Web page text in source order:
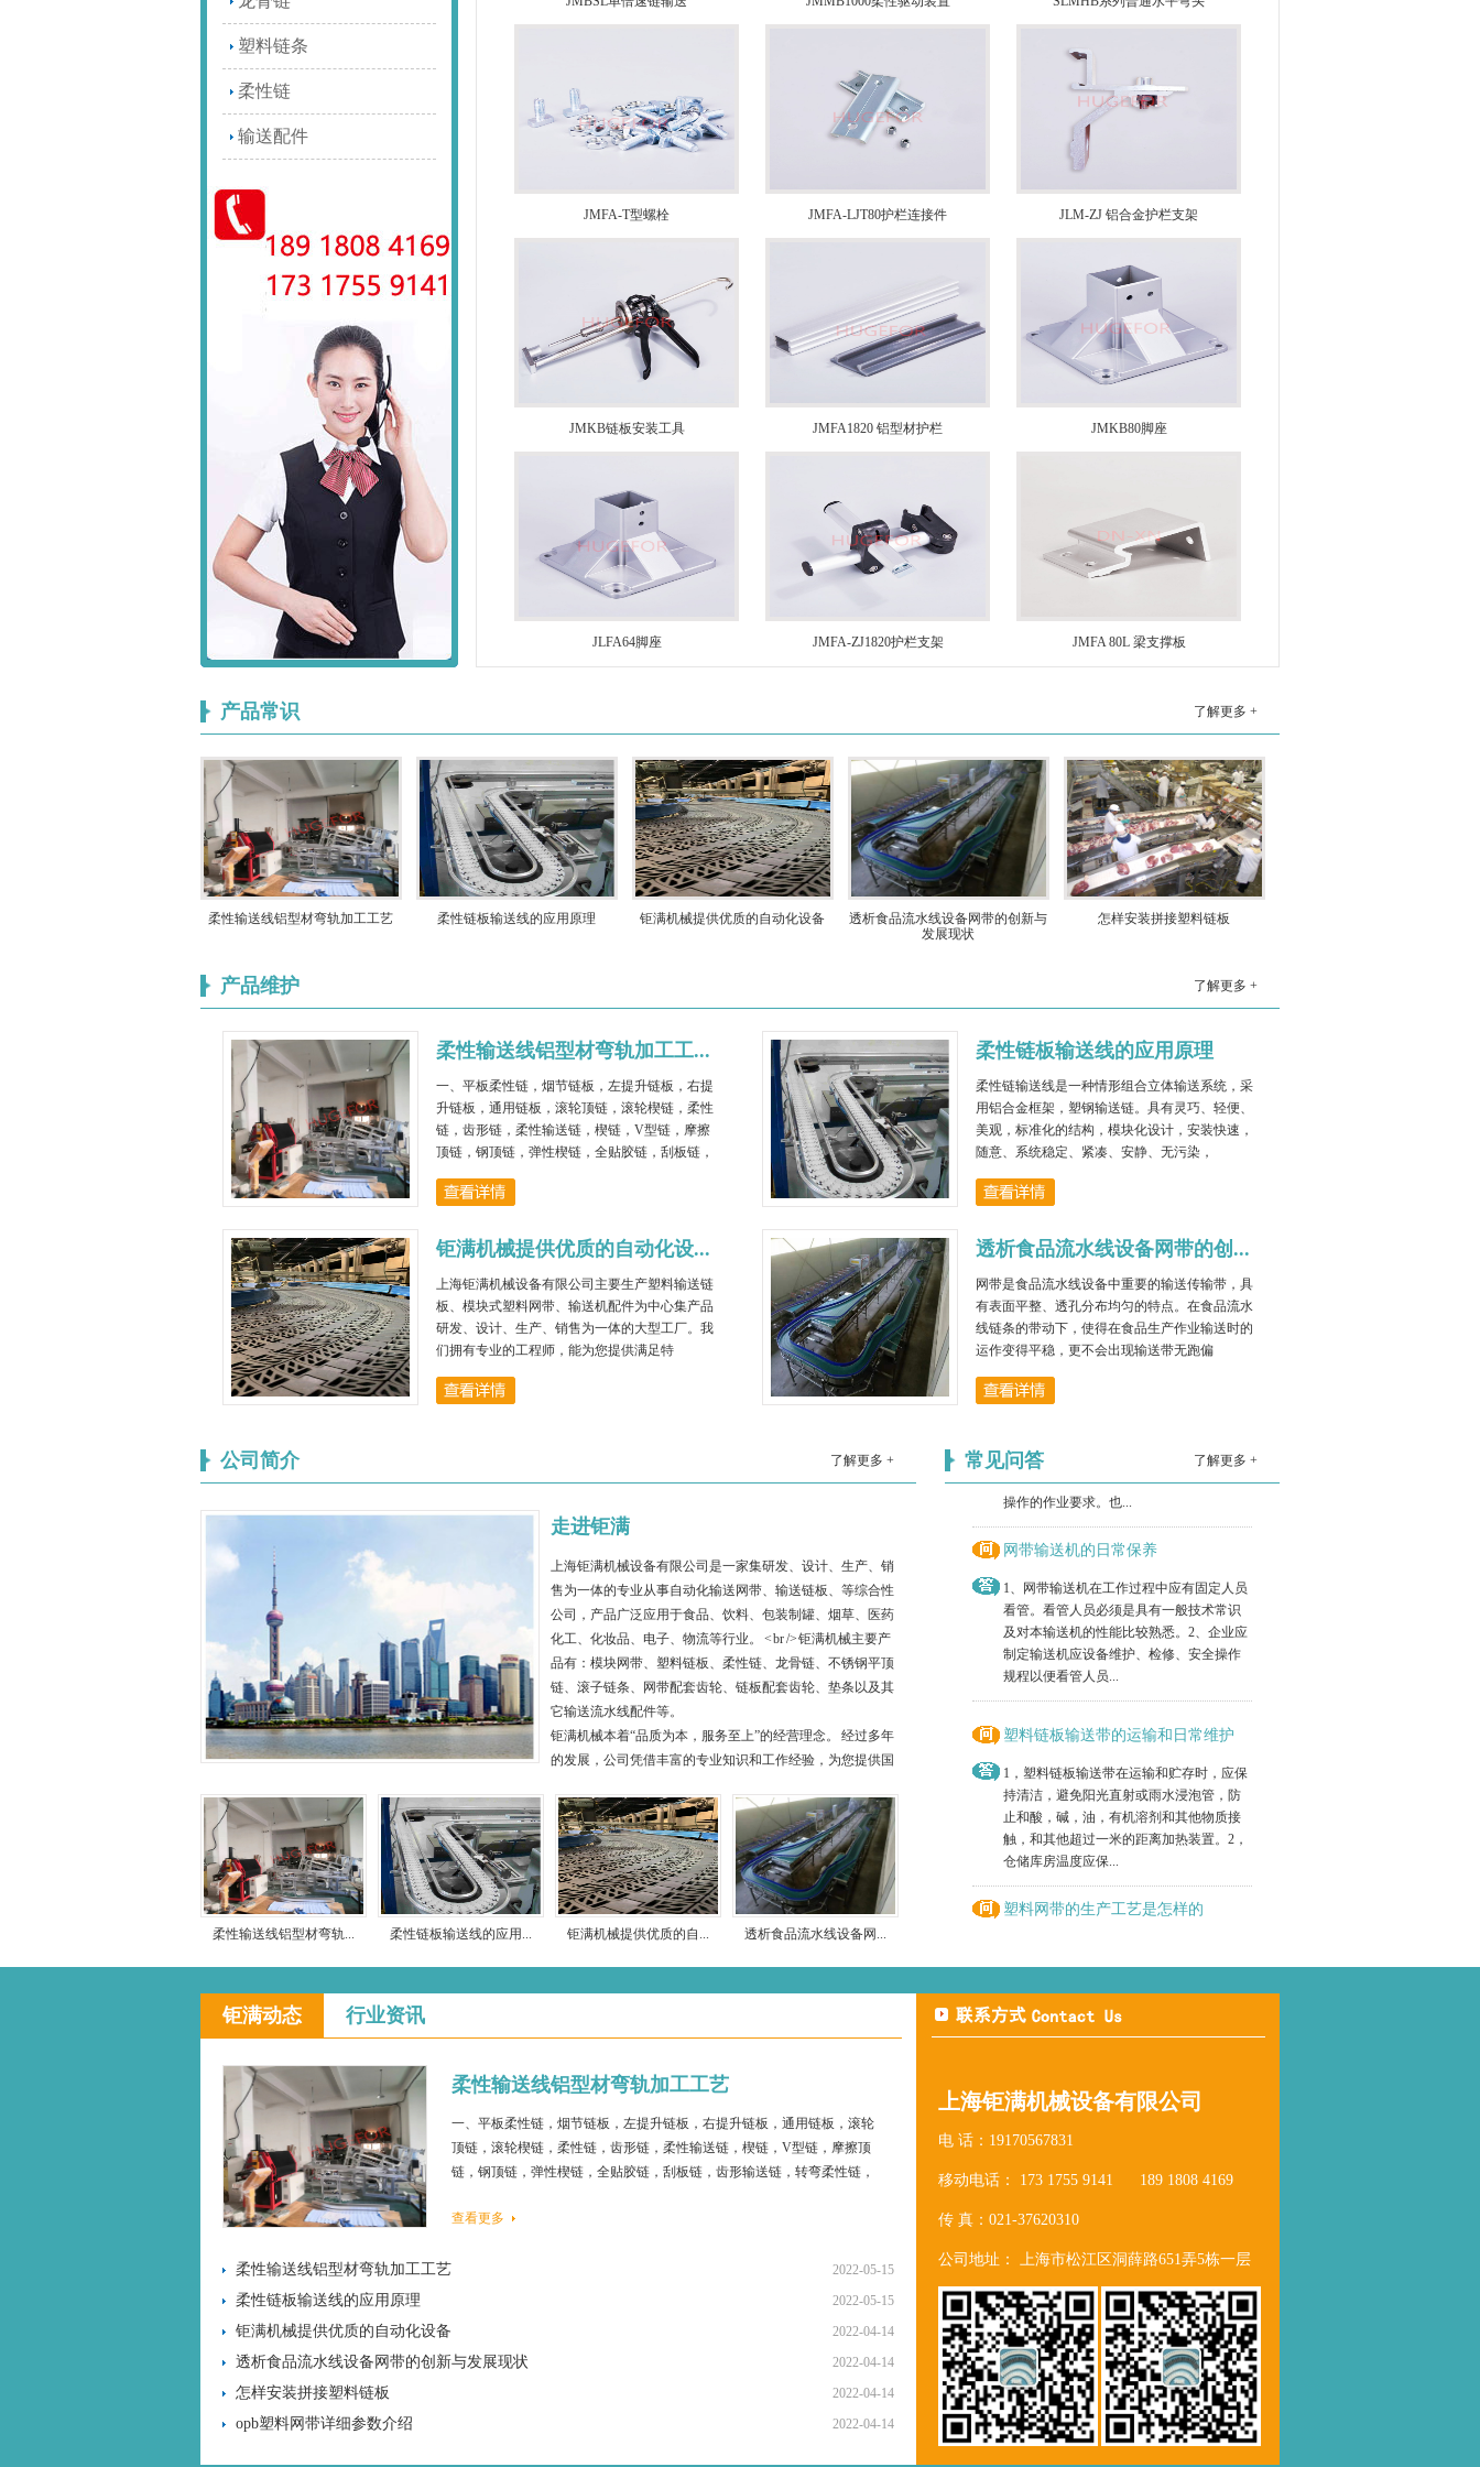
塑料链条
柔性链
输送配件
JMFA-T型螺栓 JMFA-LJT80护栏连接件 JLM-ZJ 铝合金护栏支架
JMKB链板安装工具 JMFA1820 铝型材护栏 JMKB80脚座
JLFA64脚座 JMFA-ZJ1820护栏支架 JMFA 80L 梁支撑板
产品常识 了解更多 +
柔性输送线铝型材弯轨加工工艺 柔性链板输送线的应用原理 钜满机械提供优质的自动化设备
透析食品流水线设备网带的创新与
发展现状
怎样安装拼接塑料链板
产品维护 了解更多 +
柔性输送线铝型材弯轨加工工...
一、平板柔性链，烟节链板，左提升链板，右提
升链板，通用链板，滚轮顶链，滚轮楔链，柔性
链，齿形链，柔性输送链，楔链，V型链，摩擦
顶链，钢顶链，弹性楔链，全贴胶链，刮板链，
性链，V型柔性链，植绒柔性链，柔性输送链，
链，弹性楔链。二、柔性输送梁，输送梁，柔性
传输装置梁，水平半梁，对边夹，主梁连接梁，
连接条，垫片专用安装工具
柔性链板输送线的应用原理
柔性链输送线是一种情形组合立体输送系统，采
用铝合金框架，塑钢输送链。具有灵巧、轻便、
美观，标准化的结构，模块化设计，安装快速，
随意、系统稳定、紧凑、安静、无污染，
钜满机械提供优质的自动化设...
上海钜满机械设备有限公司主要生产塑料输送链
板、模块式塑料网带、输送机配件为中心集产品
研发、设计、生产、销售为一体的大型工厂。我
们拥有专业的工程师，能为您提供满足特
透析食品流水线设备网带的创...
网带是食品流水线设备中重要的输送传输带，具
有表面平整、透孔分布均匀的特点。在食品流水
线链条的带动下，使得在食品生产作业输送时的
运作变得平稳，更不会出现输送带无跑偏
公司简介 了解更多 +
走进钜满
上海钜满机械设备有限公司是一家集研发、设计、生产、销
售为一体的专业从事自动化输送网带、输送链板、等综合性
公司，产品广泛应用于食品、饮料、包装制罐、烟草、医药
化工、化妆品、电子、物流等行业。 < br /> 钜满机械主要产
品有：模块网带、塑料链板、柔性链、龙骨链、不锈钢平顶
链、滚子链条、网带配套齿轮、链板配套齿轮、垫条以及其
它输送流水线配件等。
钜满机械本着“品质为本，服务至上”的经营理念。 经过多年
的发展，公司凭借丰富的专业知识和工作经验，为您提供国
应满足客户的需求。
柔性输送线铝型材弯轨... 柔性链板输送线的应用... 钜满机械提供优质的自... 透析食品流水线设备网...
常见问答 了解更多 +
塑料链板输送带的运输和日常维护
1，塑料链板输送带在运输和贮存时，应保
持清洁，避免阳光直射或雨水浸泡管，防
止和酸，碱，油，有机溶剂和其他物质接
触，和其他超过一米的距离加热装置。2，
仓储库房温度应保...
塑料网带是利用工程塑料制作的链板拼装
相互交错，并由全长销杆组装在一起，这
板和侧板也可以用铰...
塑料网带输送机的优点
塑料网带输机产品本身具有以下优点：1、
安装方便、自重轻、噪音小。2、耐酸碱及
润滑、降低输送功率。塑料网带输送机并
输送链板特点及使用说明
输送链板被广泛的应用于各行业的传输过
程中，使得流水线操作更加快捷方便，根
据不同行业的要求，可以选择单排输送链
1、网带输送机在工作过程中应有固定人员
看管。看管人员必须是具有一般技术常识
制定输送机应设备维护、检修、安全操作
规程以便看管人员...
塑料链板输送带的运输和日常维护
持清洁，避免阳光直射或雨水浸泡管，防
触，和其他超过一米的距离加热装置。2，
仓储库房温度应保...
塑料网带的生产工艺是怎样的
塑料网带是利用工程塑料制作的链板拼装
而成的，塑料网带以互锁方式或砌砖方式
塑料网带输送机的优点
恶劣环境下使用寿命长。3、运行平稳、自
且广泛的应用于：...
程中，使得流水线操作更加快捷方便，根
板快速传输，保证流水线操作效率和简易
操作的作业要求。也...
网带输送机的日常保养
1、网带输送机在工作过程中应有固定人员
看管。看管人员必须是具有一般技术常识
钜满动态 行业资讯
柔性输送线铝型材弯轨加工工艺
一、平板柔性链，烟节链板，左提升链板，右提升链板，通用链板，滚轮
顶链，滚轮楔链，柔性链，齿形链，柔性输送链，楔链，V型链，摩擦顶
链，钢顶链，弹性楔链，全贴胶链，刮板链，齿形输送链，转弯柔性链，
钢顶链，柔性楔链，柔性链......
查看更多
柔性输送线铝型材弯轨加工工艺 2022-05-15
柔性链板输送线的应用原理 2022-05-15
钜满机械提供优质的自动化设备 2022-04-14
透析食品流水线设备网带的创新与发展现状 2022-04-14
怎样安装拼接塑料链板 2022-04-14
opb塑料网带详细参数介绍 2022-04-14
上海钜满机械设备有限公司
电 话：19170567831
移动电话： 173 1755 9141 189 1808 4169
传 真：021-37620310
公司地址： 上海市松江区洞薛路651弄5栋一层